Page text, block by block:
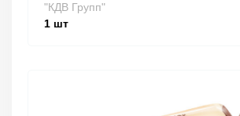
"КДВ Групп"
1 шт